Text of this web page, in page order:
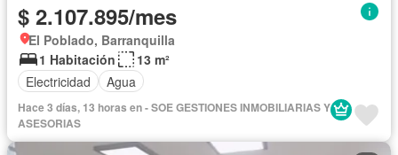
$ 2.107.895/mes
El Poblado, Barranquilla
1 Habitación
13 m²
Electricidad
Agua
Hace 3 días, 13 horas en - SOE GESTIONES INMOBILIARIAS Y
ASESORIAS